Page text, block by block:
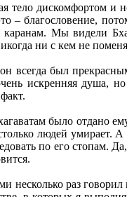
тело дискомфортом и
– благословение,
Мы видели
ни с кем не
был
искренняя душа,
было отдано
людей умирает.
по его стопам.
несколько раз